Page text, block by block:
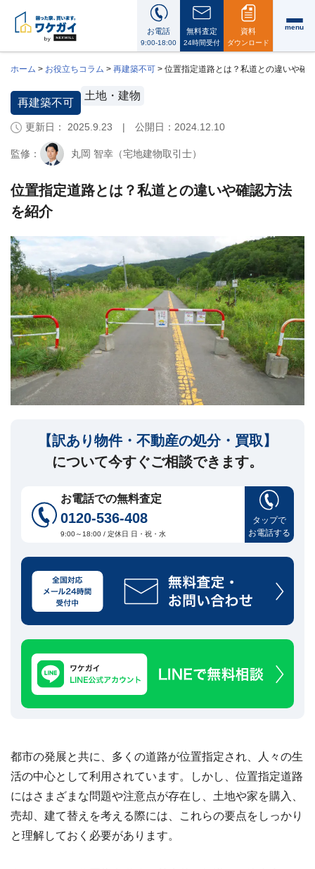
お電話
9:00-18:00
無料査定
24時間受付
資料
ダウンロード
menu
i
ワ
ケ
ガ
に
つ
会
案
内・
代
表
メ
ッ
セ
ー
ジ
訳
り
件
買
取・
に
つ
持
分・
空
き
再
建
不
可
な
▾
📊
り
件
買
実
績
ホーム > お役立ちコラム > 再建築不可 > 位置指定道路とは？私道との違いや確
再建築不可
土地・建物
更新日： 2025.9.23 | 公開日： 2024.12.10
監修： 丸岡 智幸（宅地建物取引士）
位置指定道路とは？私道との違いや確認方法
を紹介
【訳あり物件・不動産の処分・買取】
について今すぐご相談できます。
お電話での無料査定
0120-536-408
9:00～18:00 / 定休日 日・祝・水
タップで
お電話する
都市の発展と共に、多くの道路が位置指定され、人々の生
活の中心として利用されています。しかし、位置指定道路
にはさまざまな問題や注意点が存在し、土地や家を購入、
売却、建て替えを考える際には、これらの要点をしっかり
と理解しておく必要があります。